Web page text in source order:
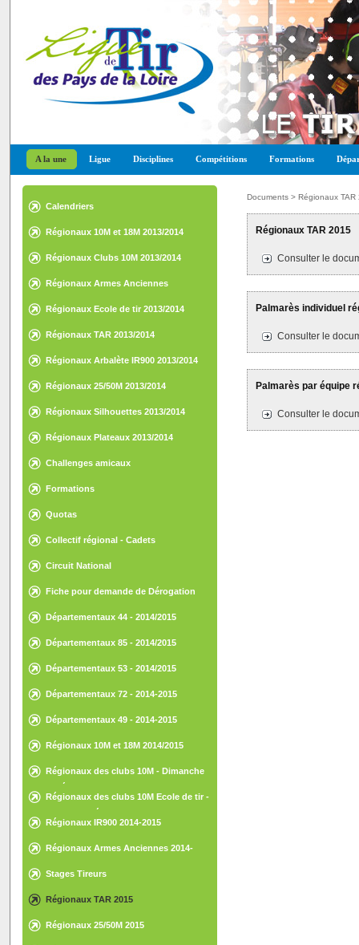
A la une Ligue Disciplines Compétitions Formations
Calendriers
Régionaux 10M et 18M 2013/2014
Régionaux Clubs 10M 2013/2014
Régionaux Armes Anciennes
Régionaux Ecole de tir 2013/2014
Régionaux TAR 2013/2014
Régionaux Arbalète IR900 2013/2014
Régionaux 25/50M 2013/2014
Régionaux Silhouettes 2013/2014
Régionaux Plateaux 2013/2014
Challenges amicaux
Formations
Quotas
Collectif régional - Cadets
Circuit National
Fiche pour demande de Dérogation
Départementaux 44 - 2014/2015
Départementaux 85 - 2014/2015
Départementaux 53 - 2014/2015
Départementaux 72 - 2014-2015
Départementaux 49 - 2014-2015
Régionaux 10M et 18M 2014/2015
Régionaux des clubs 10M - Dimanche
15 février 2015 - St-Nazaire
Régionaux des clubs 10M Ecole de tir -
Samedi 14 février 2015 - St-Nazaire
Régionaux IR900 2014-2015
Régionaux Armes Anciennes 2014-
Stages Tireurs
Régionaux TAR 2015
Régionaux 25/50M 2015
Documents > Régionaux TAR
Régionaux TAR 2015
Consulter le
Palmarès individuel
Consulter le
Palmarès par équipe
Consulter le